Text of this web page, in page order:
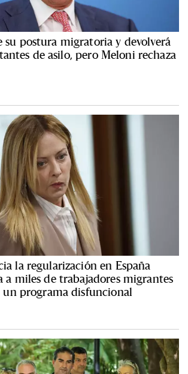
su postura migratoria y devolverá
de asilo, pero Meloni rechaza
la regularización en España
a miles de trabajadores migrantes
programa disfuncional